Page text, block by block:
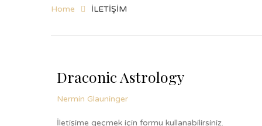
Home İLETİŞİM
Draconic Astrology
Nermin Glauninger
İletişime geçmek için formu kullanabilirsiniz.